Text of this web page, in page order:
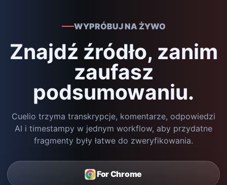
WYPRÓBUJ NA ŻYWO
Znajdź źródło, zanim
zaufasz
podsumowaniu.
Cuelio trzyma transkrypcje, komentarze, odpowiedzi
AI i timestampy w jednym workflow, aby przydatne
fragmenty były łatwe do zweryfikowania.
For Chrome